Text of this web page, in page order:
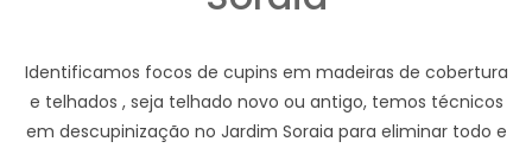
Identificamos focos de cupins em madeiras de cobertura
e telhados , seja telhado novo ou antigo, temos técnicos
em descupinização no Jardim Soraia para eliminar todo e